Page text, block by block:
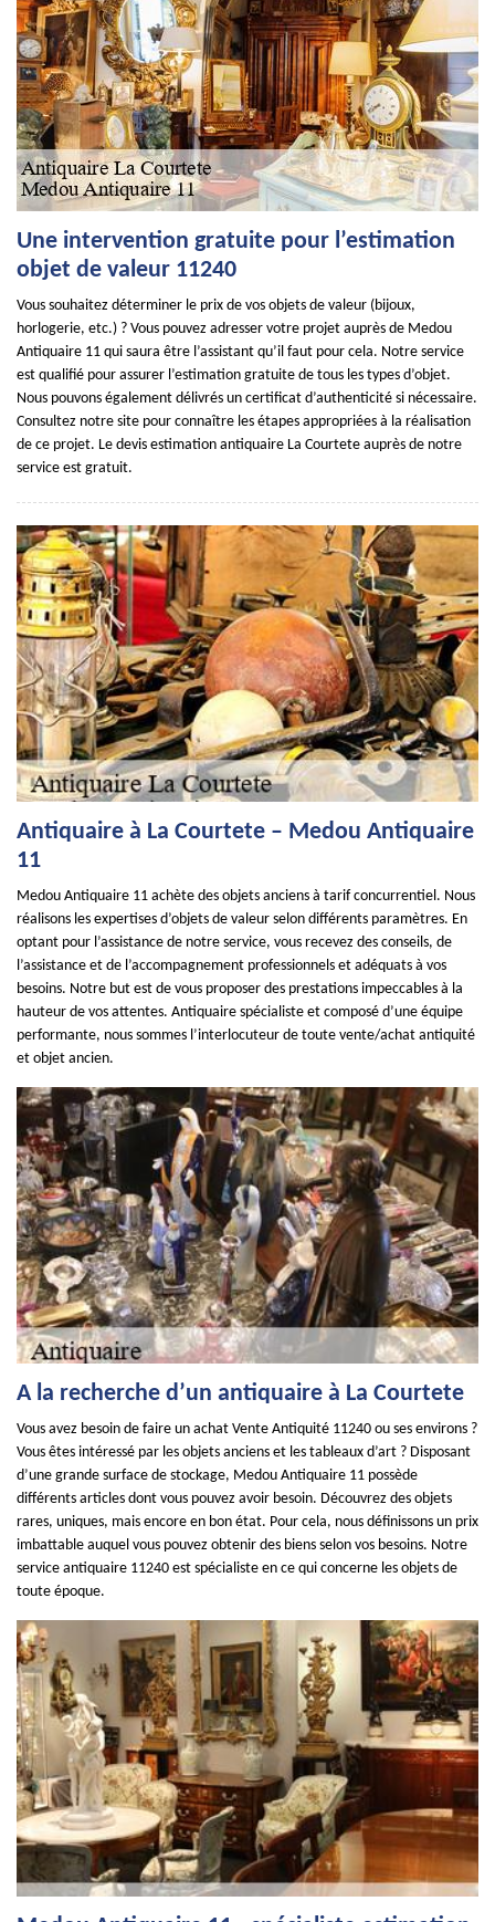
Une intervention gratuite pour l’estimation
objet de valeur 11240
Vous souhaitez déterminer le prix de vos objets de valeur (bijoux,
horlogerie, etc.) ? Vous pouvez adresser votre projet auprès de Medou
Antiquaire 11 qui saura être l’assistant qu’il faut pour cela. Notre service
est qualifié pour assurer l’estimation gratuite de tous les types d’objet.
Nous pouvons également délivrés un certificat d’authenticité si nécessaire.
Consultez notre site pour connaître les étapes appropriées à la réalisation
de ce projet. Le devis estimation antiquaire La Courtete auprès de notre
service est gratuit.
Antiquaire à La Courtete – Medou Antiquaire
11
Medou Antiquaire 11 achète des objets anciens à tarif concurrentiel. Nous
réalisons les expertises d’objets de valeur selon différents paramètres. En
optant pour l’assistance de notre service, vous recevez des conseils, de
l’assistance et de l’accompagnement professionnels et adéquats à vos
besoins. Notre but est de vous proposer des prestations impeccables à la
hauteur de vos attentes. Antiquaire spécialiste et composé d’une équipe
performante, nous sommes l’interlocuteur de toute vente/achat antiquité
et objet ancien.
A la recherche d’un antiquaire à La Courtete
Vous avez besoin de faire un achat Vente Antiquité 11240 ou ses environs ?
Vous êtes intéressé par les objets anciens et les tableaux d’art ? Disposant
d’une grande surface de stockage, Medou Antiquaire 11 possède
différents articles dont vous pouvez avoir besoin. Découvrez des objets
rares, uniques, mais encore en bon état. Pour cela, nous définissons un prix
imbattable auquel vous pouvez obtenir des biens selon vos besoins. Notre
service antiquaire 11240 est spécialiste en ce qui concerne les objets de
toute époque.